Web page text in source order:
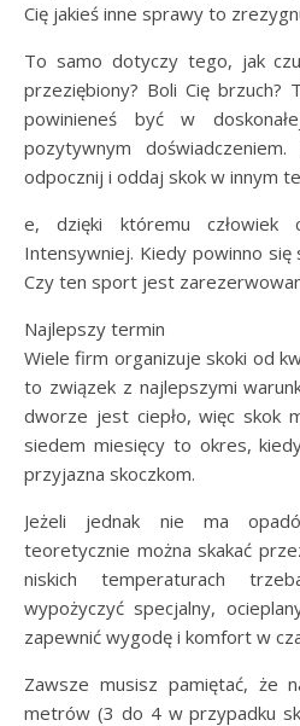
Cię jakieś inne sprawy to
To samo dotyczy tego, jak
przeziębiony? Boli Cię brzuch?
powinieneś być w
pozytywnym
odpocznij i oddaj skok w innym
e, dzięki któremu człowiek
Intensywniej. Kiedy powinno się
Czy ten sport jest
Najlepszy termin
Wiele firm organizuje skoki od
to związek z najlepszymi
dworze jest ciepło, więc skok
siedem miesięcy to okres,
przyjazna skoczkom.
Jeżeli jednak nie ma
teoretycznie można skakać
niskich temperaturach
wypożyczyć specjalny,
zapewnić wygodę i komfort w
Zawsze musisz pamiętać, że
metrów (3 do 4 w przypadku